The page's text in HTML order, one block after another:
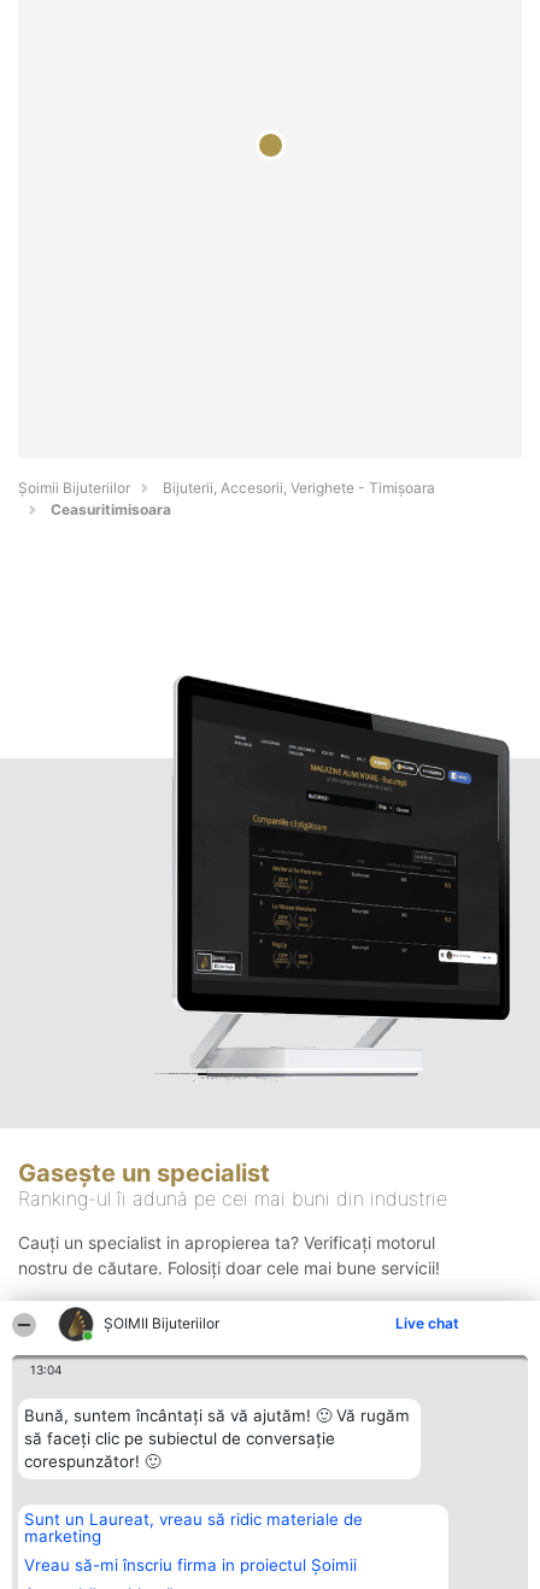
ŞOIMII Bijuteriilor Live chat
13:04
Bună, suntem încântați să vă ajutăm! 🙂 Vă rugăm
să faceți clic pe subiectul de conversație
corespunzător! 🙂
Sunt un Laureat, vreau să ridic materiale de
marketing
Vreau să-mi înscriu firma in proiectul Șoimii
Şoimii Bijuteriilor
Bijuterii, Accesorii, Verighete - Timişoara
Ceasuritimisoara
Gasește un specialist
Ranking-ul îi adună pe cei mai buni din industrie
Cauți un specialist in apropierea ta? Verificați motorul
nostru de căutare. Folosiți doar cele mai bune servicii!
Organizator Ranking
BRIGHT SOLUTIONS BR SRL
Aleea Timisul De Sus 2 Bl. A30
Sc. A Et. 4 Ap. 13 Cod 061952
Plebiscyt
Lista Tuturor
Laureaților
Contact